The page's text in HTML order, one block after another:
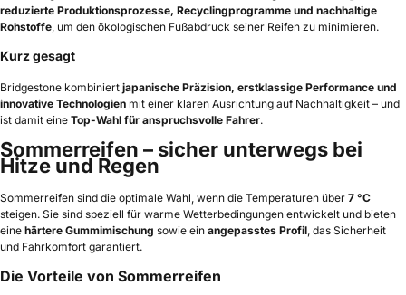
reduzierte Produktionsprozesse, Recyclingprogramme und nachhaltige
Rohstoffe , um den ökologischen Fußabdruck seiner Reifen zu minimieren.
Kurz gesagt
Bridgestone kombiniert japanische Präzision, erstklassige Performance und
innovative Technologien mit einer klaren Ausrichtung auf Nachhaltigkeit – und
ist damit eine Top-Wahl für anspruchsvolle Fahrer.
Sommerreifen – sicher unterwegs bei
Hitze und Regen
Sommerreifen sind die optimale Wahl, wenn die Temperaturen über 7 °C
steigen. Sie sind speziell für warme Wetterbedingungen entwickelt und bieten
eine härtere Gummimischung sowie ein angepasstes Profil , das Sicherheit
und Fahrkomfort garantiert.
Die Vorteile von Sommerreifen